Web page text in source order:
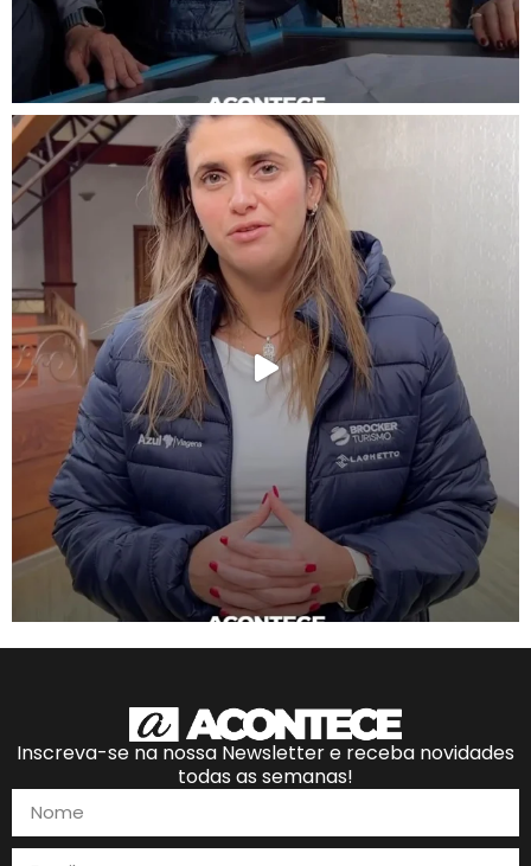
Inscreva-se na nossa Newsletter e receba novidades
todas as semanas!